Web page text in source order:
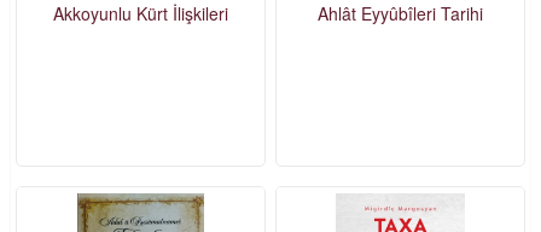
Akkoyunlu Kürt İlişkileri Ahlât Eyyûbîleri Tarihi